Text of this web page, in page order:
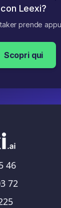
con Leexi?
prende
Scopri qui
46
72